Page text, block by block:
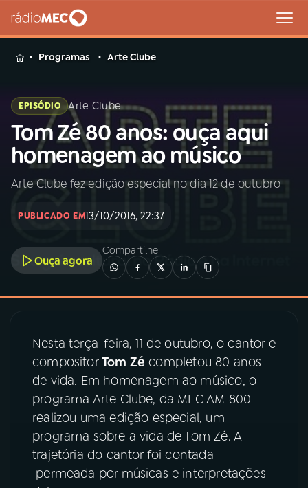
MENU
Buscar
na
Rádio
MEC
Buscar
01INÍCIO
02A RÁDIO
03PROGRAMAÇÃO
04PROGRAMAS
05 PODCASTS
06 VIDEOCASTS
Programas Arte Clube
EPISÓDIO Arte Clube
Tom Zé 80 anos: ouça aqui
homenagem ao músico
Arte Clube fez edição especial no dia 12 de outubro
PUBLICADO EM13/10/2016, 22:37
Ouça agora
Compartilhe
Nesta terça-feira, 11 de outubro, o cantor e
compositorTom Zé completou 80 anos
de vida. Em homenagem ao músico, o
programa Arte Clube, da MEC AM 800
realizou uma edição especial, um
programa sobre a vida de Tom Zé. A
trajetória do cantor foi contada
permeada por músicas e interpretações